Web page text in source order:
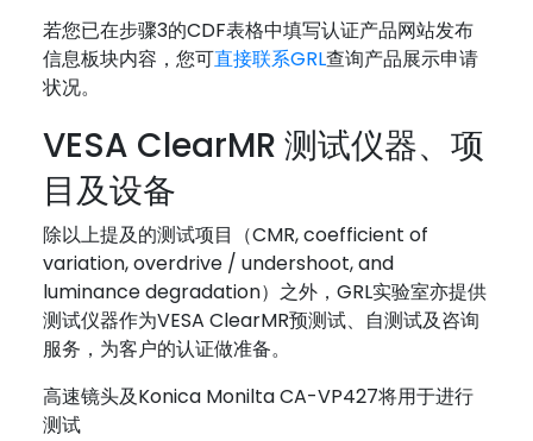
若您已在步骤3的CDF表格中填写认证产品网站发布
信息板块内容，您可直接联系GRL查询产品展示申请
状况。
VESA ClearMR 测试仪器、项
目及设备
除以上提及的测试项目（CMR, coefficient of
variation, overdrive / undershoot, and
luminance degradation）之外，GRL实验室亦提供
测试仪器作为VESA ClearMR预测试、自测试及咨询
服务，为客户的认证做准备。
高速镜头及Konica Monilta CA-VP427将用于进行
测试